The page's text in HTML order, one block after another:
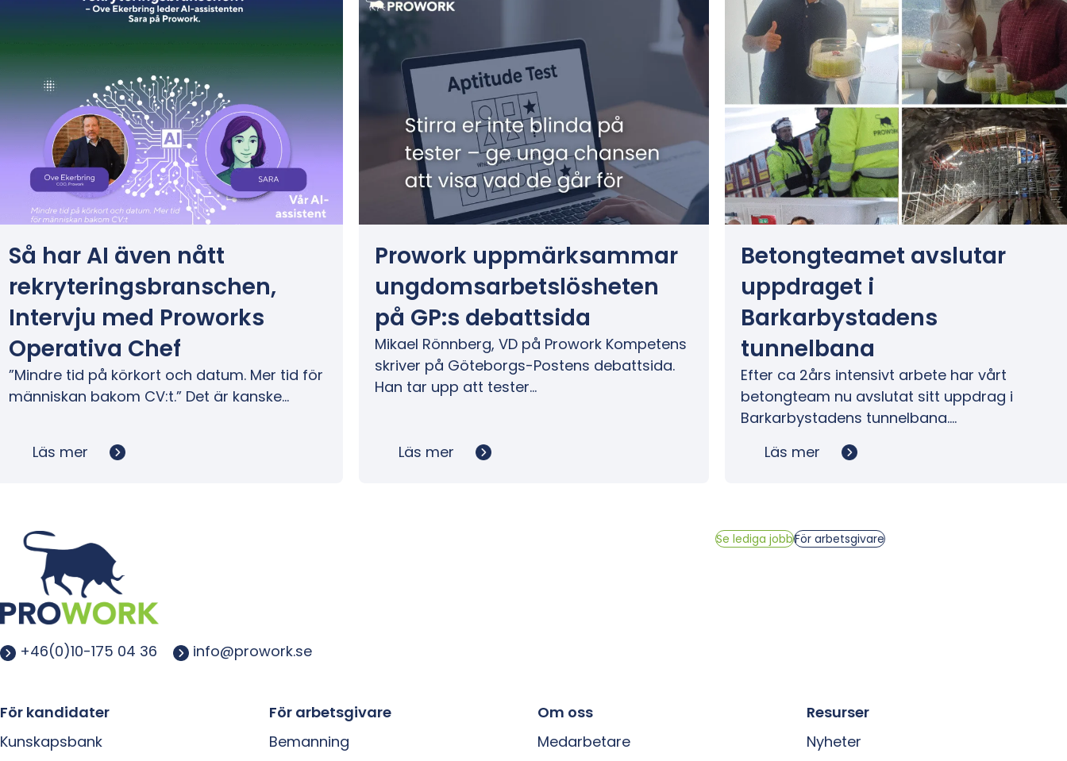
Så har AI även nått
rekryteringsbranschen,
Intervju med Proworks
Operativa Chef
”Mindre tid på körkort och datum. Mer tid för
människan bakom CV:t.” Det är kanske…
Läs mer
Prowork uppmärksammar
ungdomsarbetslösheten
på GP:s debattsida
Mikael Rönnberg, VD på Prowork Kompetens
skriver på Göteborgs-Postens debattsida.
Han tar upp att tester…
Läs mer
Betongteamet avslutar
uppdraget i
Barkarbystadens
tunnelbana
Efter ca 2års intensivt arbete har vårt
betongteam nu avslutat sitt uppdrag i
Barkarbystadens tunnelbana….
Läs mer
+46(0)10-175 04 36 info@prowork.se
Se lediga jobbFör arbetsgivare
För kandidater
Kunskapsbank
För arbetsgivare
Bemanning
Om oss
Medarbetare
Resurser
Nyheter